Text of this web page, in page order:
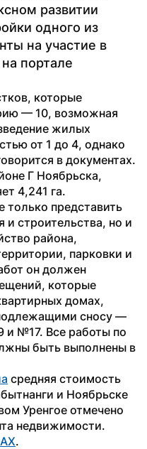
развитии
одного из
на участие в
портале
которые
— 10, возможная
жилых
от 1 до 4, однако
в документах.
Г Ноябрьска,
4,241 га.
только представить
и строительства, но и
района,
парковки и
он должен
которые
домах,
сносу —
№17. Все работы по
быть выполнены в
средняя стоимость
и Ноябрьске
Уренгое отмечено
недвижимости.
.